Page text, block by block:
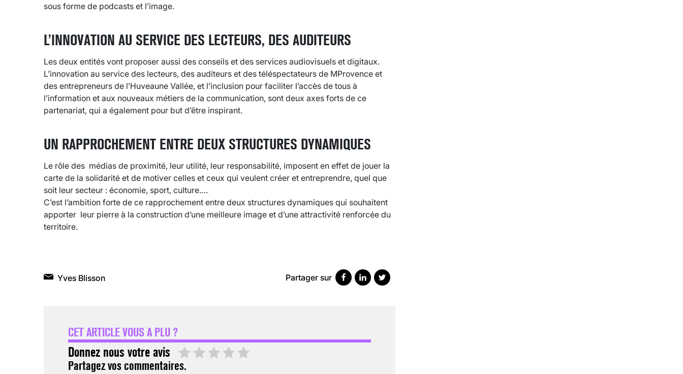
sous forme de podcasts et l’image.
L’INNOVATION AU SERVICE DES LECTEURS, DES AUDITEURS
Les deux entités vont proposer aussi des conseils et des services audiovisuels et digitaux.
L’innovation au service des lecteurs, des auditeurs et des téléspectateurs de MProvence et
des entrepreneurs de l’Huveaune Vallée, et l’inclusion pour faciliter l’accès de tous à
l’information et aux nouveaux métiers de la communication, sont deux axes forts de ce
partenariat, qui a également pour but d’être inspirant.
UN RAPPROCHEMENT ENTRE DEUX STRUCTURES DYNAMIQUES
Le rôle des médias de proximité, leur utilité, leur responsabilité, imposent en effet de jouer la
carte de la solidarité et de motiver celles et ceux qui veulent créer et entreprendre, quel que
soit leur secteur : économie, sport, culture….
C’est l’ambition forte de ce rapprochement entre deux structures dynamiques qui souhaitent
apporter leur pierre à la construction d’une meilleure image et d’une attractivité renforcée du
territoire.
Yves Blisson Partager sur
CET ARTICLE VOUS A PLU ?
Donnez nous votre avis
Partagez vos commentaires.
30 mai 2023